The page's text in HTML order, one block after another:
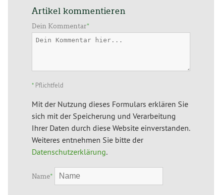
Artikel kommentieren
Dein Kommentar*
* Pflichtfeld
Mit der Nutzung dieses Formulars erklären Sie
sich mit der Speicherung und Verarbeitung
Ihrer Daten durch diese Website einverstanden.
Weiteres entnehmen Sie bitte der
Datenschutzerklärung.
Name*